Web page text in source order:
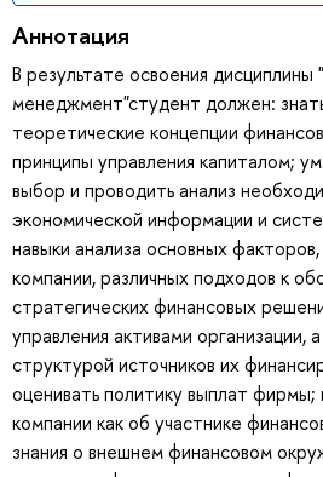
Аннотация
В результате освоения
менеджмент"студент должен:
теоретические концепции
принципы управления капиталом;
выбор и проводить анализ
экономической информации и
навыки анализа основных
компании, различных подходов к
стратегических финансовых
управления активами организации,
структурой источников их
оценивать политику выплат фирмы;
компании как об участнике
знания о внешнем финансовом